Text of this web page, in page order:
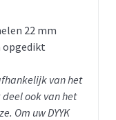
22 mm
opgedikt
van het
ook van het
Om uw DYYK